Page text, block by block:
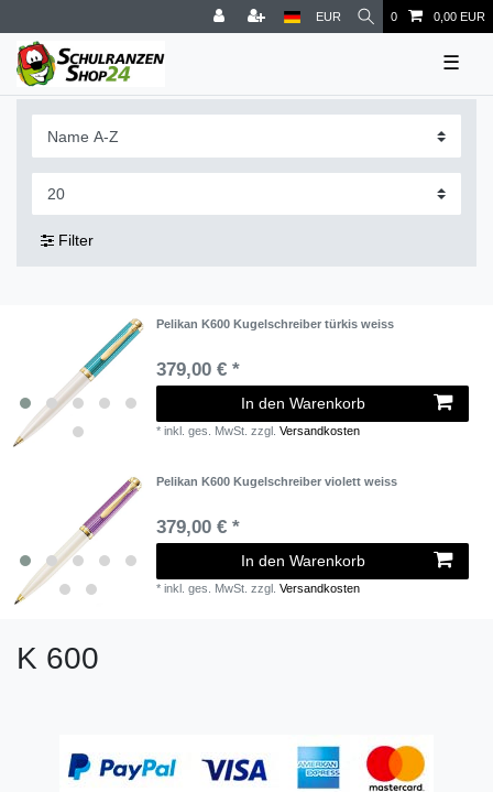
EUR 0 0,00 EUR
☰
Filter
Pelikan K600 Kugelschreiber türkis weiss
379,00 € *
In den Warenkorb
*inkl. ges. MwSt. zzgl.Versandkosten
Pelikan K600 Kugelschreiber violett weiss
379,00 € *
In den Warenkorb
*inkl. ges. MwSt. zzgl.Versandkosten
K 600